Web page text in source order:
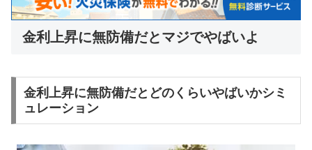
金利上昇に無防備だとマジでやばいよ
金利上昇に無防備だとどのくらいやばいかシミ
ュレーション